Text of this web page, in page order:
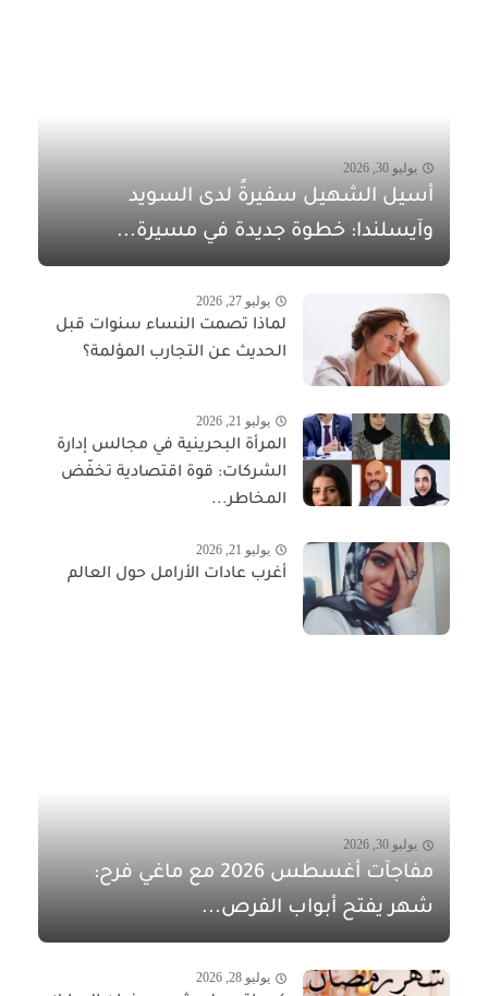
يوليو 30, 2026
أسيل الشهيل سفيرةً لدى السويد
وآيسلندا: خطوة جديدة في مسيرة...
يوليو 27, 2026
لماذا تصمت النساء سنوات قبل
الحديث عن التجارب المؤلمة؟
يوليو 21, 2026
المرأة البحرينية في مجالس إدارة
الشركات: قوة اقتصادية تخفّض
المخاطر...
يوليو 21, 2026
أغرب عادات الأرامل حول العالم
يوليو 30, 2026
مفاجآت أغسطس 2026 مع ماغي فرح:
شهر يفتح أبواب الفرص...
يوليو 28, 2026